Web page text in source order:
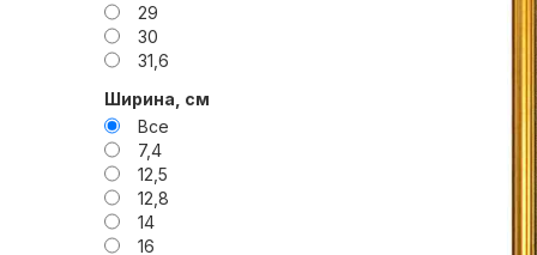
29
30
31,6
38,5
39
39,2
39,5
40
42
Ширина, см
Все
7,4
12,5
12,8
14
16